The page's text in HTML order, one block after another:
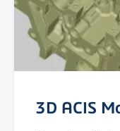
3D ACIS